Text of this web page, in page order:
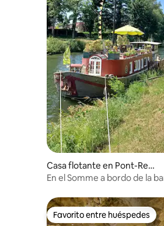
Casa flotante en Pont-Rem
y
En el Somme a bordo de la
Favorito entre huéspedes
Favorito entre huéspedes